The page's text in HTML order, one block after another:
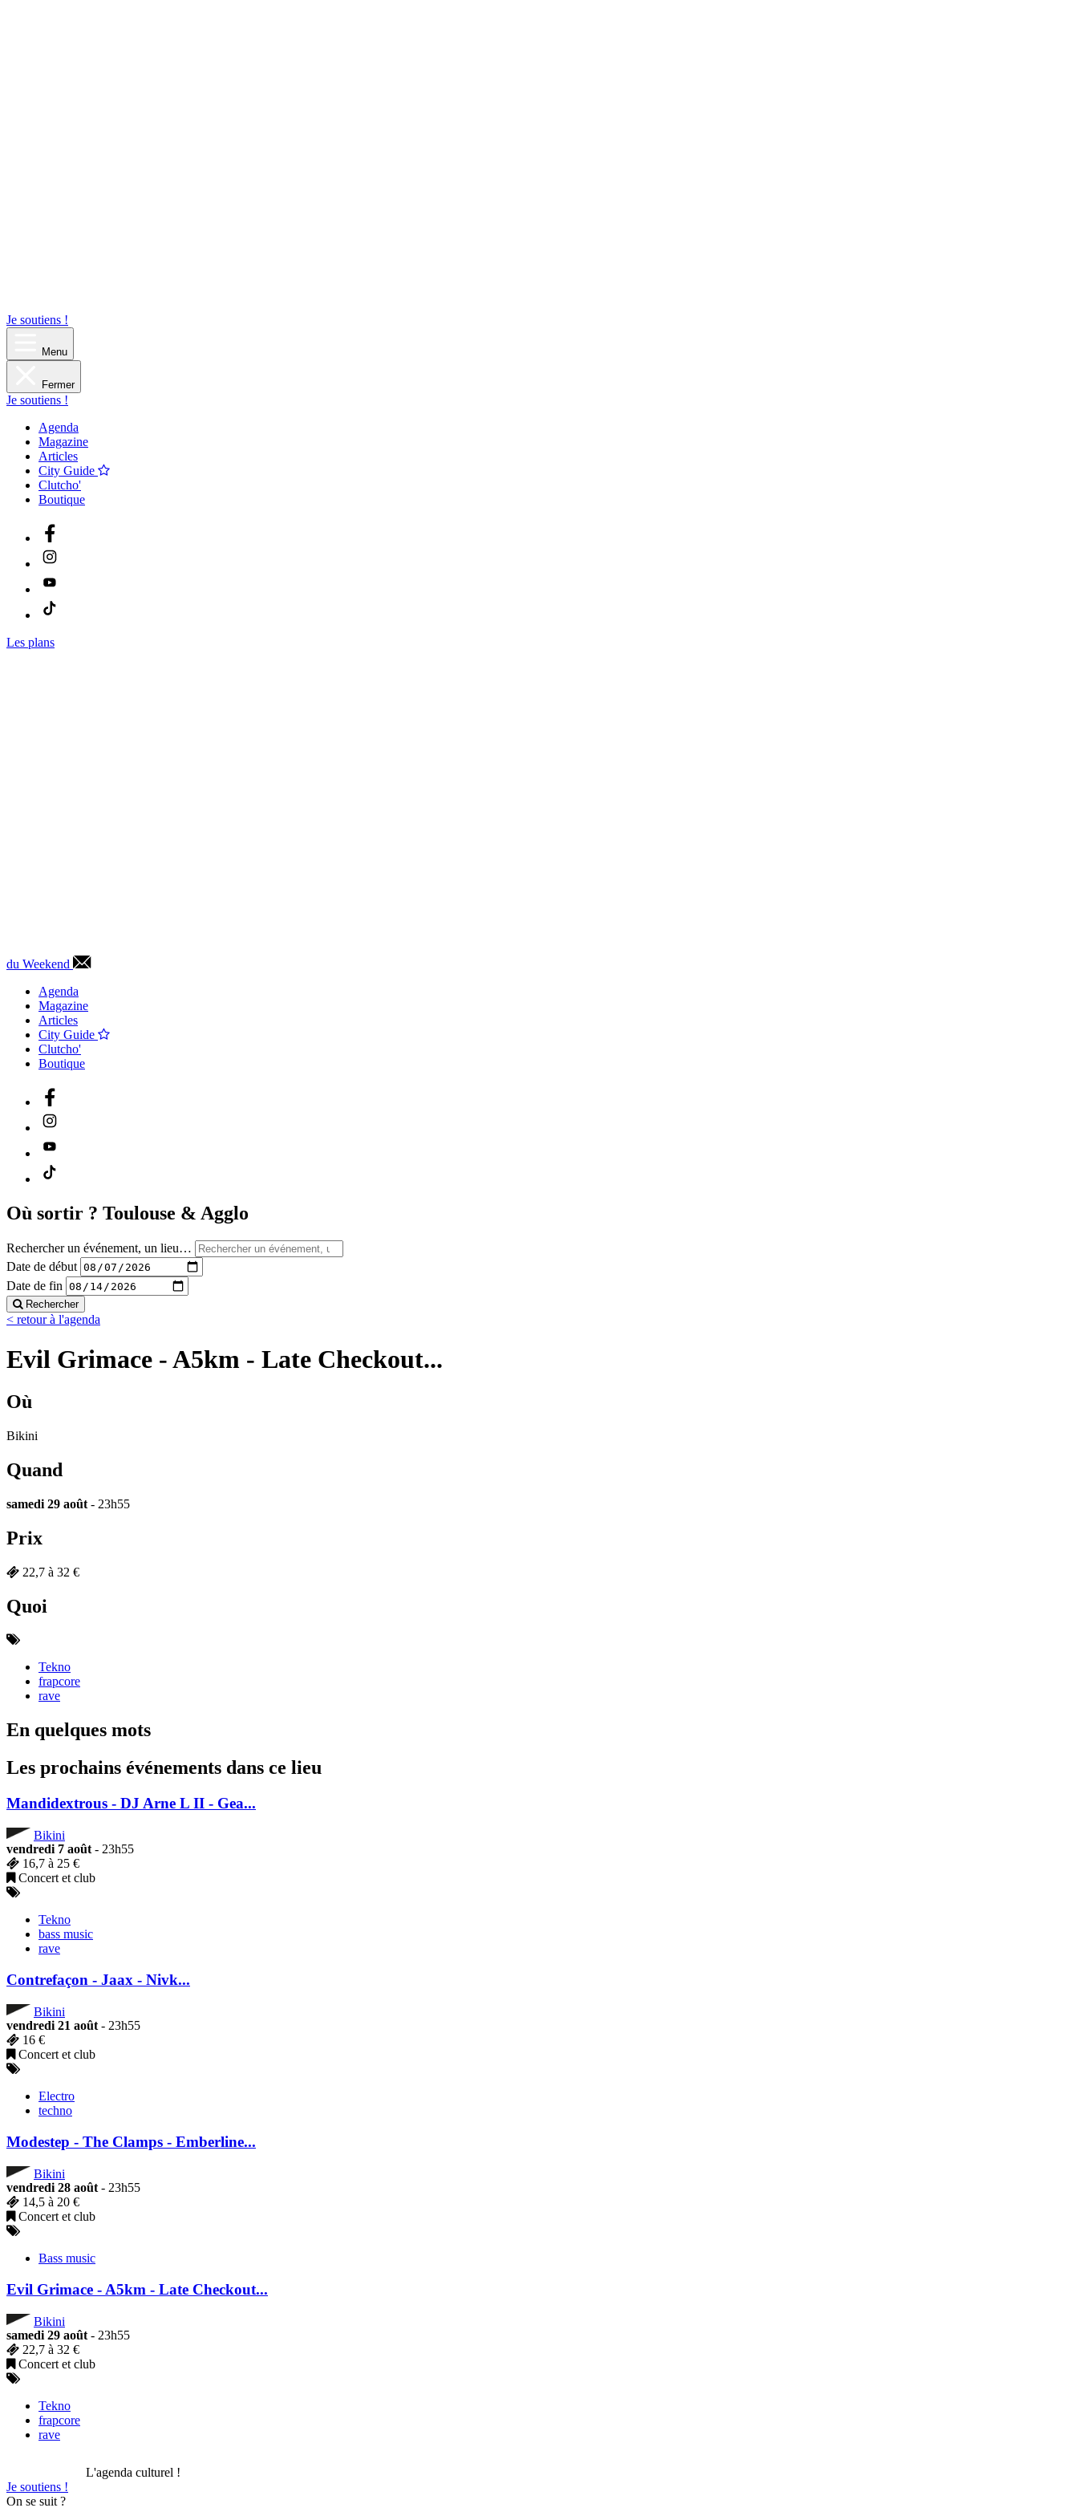
Je soutiens !
Menu
Fermer
Je soutiens !
Agenda
Magazine
Articles
City Guide
Clutcho'
Boutique
Les plans
du Weekend
Agenda
Magazine
Articles
City Guide
Clutcho'
Boutique
Où sortir ? Toulouse & Agglo
Rechercher un événement, un lieu…
Date de début
Date de fin
Rechercher
< retour à l'agenda
Evil Grimace - A5km - Late Checkout...
Où
Bikini
Quand
samedi 29 août - 23h55
Prix
22,7 à 32 €
Quoi
Tekno
frapcore
rave
En quelques mots
Les prochains événements dans ce lieu
Mandidextrous - DJ Arne L II - Gea...
Bikini
vendredi 7 août- 23h55
16,7 à 25 €
Concert et club
Tekno
bass music
rave
Contrefaçon - Jaax - Nivk...
Bikini
vendredi 21 août- 23h55
16 €
Concert et club
Electro
techno
Modestep - The Clamps - Emberline...
Bikini
vendredi 28 août- 23h55
14,5 à 20 €
Concert et club
Bass music
Evil Grimace - A5km - Late Checkout...
Bikini
samedi 29 août- 23h55
22,7 à 32 €
Concert et club
Tekno
frapcore
rave
L'agenda culturel !
Je soutiens !
On se suit ?